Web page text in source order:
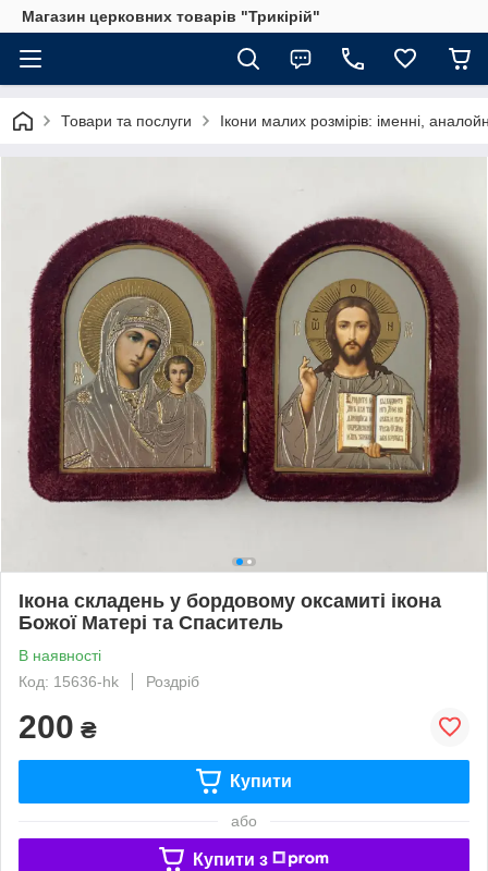
Магазин церковних товарів "Трикірій"
Товари та послуги Ікони малих розмірів: іменні,
Ікона складень у бордовому оксамиті ікона
Божої Матері та Спаситель
В наявності
Код: 15636-hk
Роздріб
200 ₴
Купити
або
Купити з